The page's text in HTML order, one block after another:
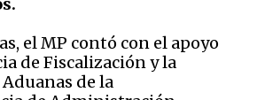
el MP contó con el apoyo
de Fiscalización y la
de la